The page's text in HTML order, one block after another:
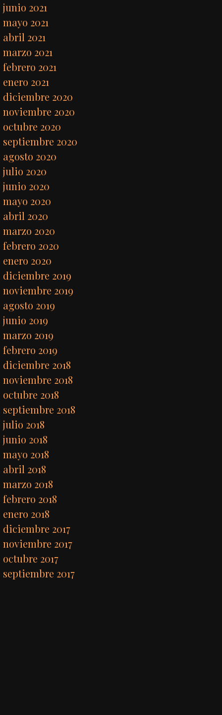
junio 2021
mayo 2021
abril 2021
marzo 2021
febrero 2021
enero 2021
diciembre 2020
noviembre 2020
octubre 2020
septiembre 2020
agosto 2020
julio 2020
junio 2020
mayo 2020
abril 2020
marzo 2020
febrero 2020
enero 2020
diciembre 2019
noviembre 2019
agosto 2019
junio 2019
marzo 2019
febrero 2019
diciembre 2018
noviembre 2018
octubre 2018
septiembre 2018
julio 2018
junio 2018
mayo 2018
abril 2018
marzo 2018
febrero 2018
enero 2018
diciembre 2017
noviembre 2017
octubre 2017
septiembre 2017